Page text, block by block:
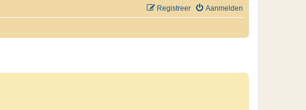
Aanmelden
Registreer